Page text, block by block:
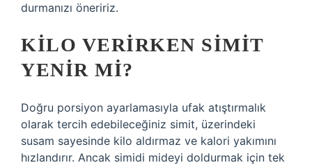
durmanızı öneririz.
KILO VERIRKEN SIMIT
YENIR MI?
Doğru porsiyon ayarlamasıyla ufak atıştırmalık
olarak tercih edebileceğiniz simit, üzerindeki
susam sayesinde kilo aldırmaz ve kalori yakımını
hızlandırır. Ancak simidi mideyi doldurmak için tek